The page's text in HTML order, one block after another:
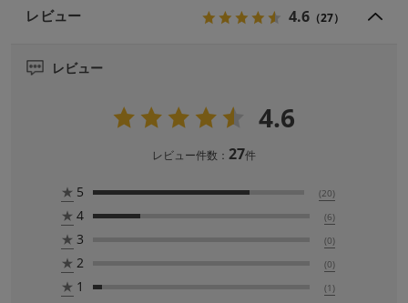
レビュー 4.6 （27）
レビュー
4.6
レビュー件数： 27件
★ 5 (20)
★ 4 (6)
★ 3 (0)
★ 2 (0)
★ 1 (1)